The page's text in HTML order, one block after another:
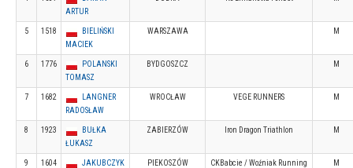
ARTUR
5 1518
BIELIŃSKI
MACIEK
WARSZAWA M
6 1776
POLANSKI
TOMASZ
BYDGOSZCZ M
7 1682
LANGNER
RADOSŁAW
WROCŁAW VEGE RUNNERS M
8 1923
BUŁKA
ŁUKASZ
ZABIERZÓW Iron Dragon Triathlon M
9 1604
JAKUBCZYK
PIEKOSZÓW
CKBabcie / Woźniak Running
M